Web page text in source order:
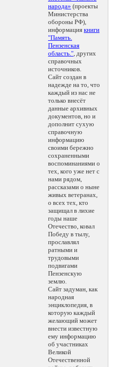
народа» (проекты
Министерства
обороны РФ),
информация книги
"Память.
Пензенская
область.", других
справочных
источников.
Сайт создан в
надежде на то, что
каждый из нас не
только внесёт
данные архивных
документов, но и
дополнит сухую
справочную
информацию
своими бережно
сохраненными
воспоминаниями о
тех, кого уже нет с
нами рядом,
рассказами о ныне
живых ветеранах,
о всех тех, кто
защищал в лихие
годы наше
Отечество, ковал
Победу в тылу,
прославлял
ратными и
трудовыми
подвигами
Пензенскую
землю.
Сайт задуман, как
народная
энциклопедия, в
которую каждый
желающий может
внести известную
ему информацию
об участниках
Великой
Отечественной